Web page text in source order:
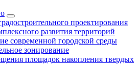
проектирования
развития территорий
современной городской среды
зонирование
площадок накопления твердых